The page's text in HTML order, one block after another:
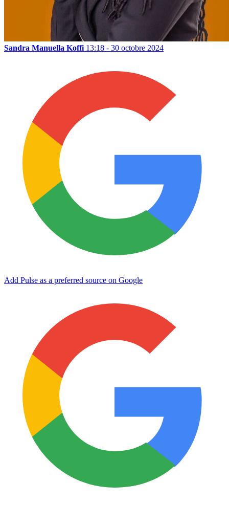
Sandra Manuella Koffi 13:18 - 30 octobre 2024
Add Pulse as a preferred source on Google